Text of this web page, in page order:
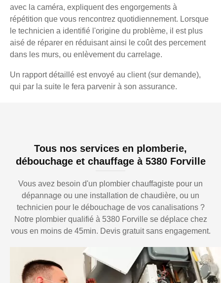
avec la caméra, expliquent des engorgements à
répétition que vous rencontrez quotidiennement. Lorsque
le technicien a identifié l'origine du problème, il est plus
aisé de réparer en réduisant ainsi le coût des percement
dans les murs, ou enlèvement du carrelage.
Un rapport détaillé est envoyé au client (sur demande),
qui par la suite le fera parvenir à son assurance.
Tous nos services en plomberie,
débouchage et chauffage à 5380 Forville
Vous avez besoin d'un plombier chauffagiste pour un
dépannage ou une installation de chaudière, ou un
technicien pour le débouchage de vos canalisations ?
Notre plombier qualifié à 5380 Forville se déplace chez
vous en moins de 45min. Devis gratuit sans engagement.